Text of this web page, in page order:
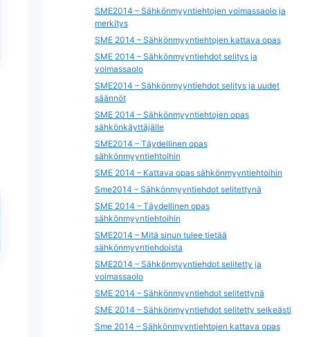
SME2014 – Sähkönmyyntiehtojen voimassaolo ja
merkitys
SME 2014 – Sähkönmyyntiehtojen kattava opas
SME 2014 – Sähkönmyyntiehdot selitys ja
voimassaolo
SME2014 – Sähkönmyyntiehdot selitys ja uudet
säännöt
SME 2014 – Sähkönmyyntiehtojen opas
sähkönkäyttäjälle
SME2014 – Täydellinen opas
sähkönmyyntiehtoihin
SME 2014 – Kattava opas sähkönmyyntiehtoihin
Sme2014 – Sähkönmyyntiehdot selitettynä
SME 2014 – Täydellinen opas
sähkönmyyntiehtoihin
SME2014 – Mitä sinun tulee tietää
sähkönmyyntiehdoista
SME2014 – Sähkönmyyntiehdot selitetty ja
voimassaolo
SME 2014 – Sähkönmyyntiehdot selitettynä
SME 2014 – Sähkönmyyntiehdot selitetty selkeästi
Sme 2014 – Sähkönmyyntiehtojen kattava opas